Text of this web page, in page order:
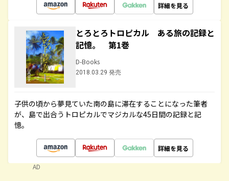
詳細を見る
とろとろトロピカル ある旅の記録と
記憶。 第1巻
D-Books
2018.03.29 発売
子供の頃から夢見ていた南の島に滞在することになった筆者
が、島で出合うトロピカルでマジカルな45日間の記録と記
憶。
詳細を見る
AD